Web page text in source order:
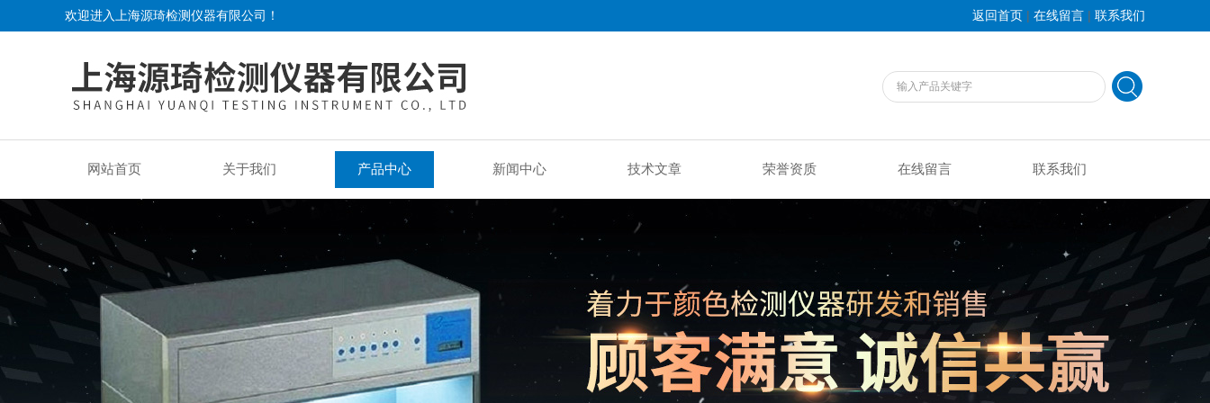
欢迎进入上海源琦检测仪器有限公司！ 返回首页 | 在线留言 | 联系我们
网站首页 关于我们 产品中心 新闻中心 技术文章 荣誉资质 在线留言 联系我们